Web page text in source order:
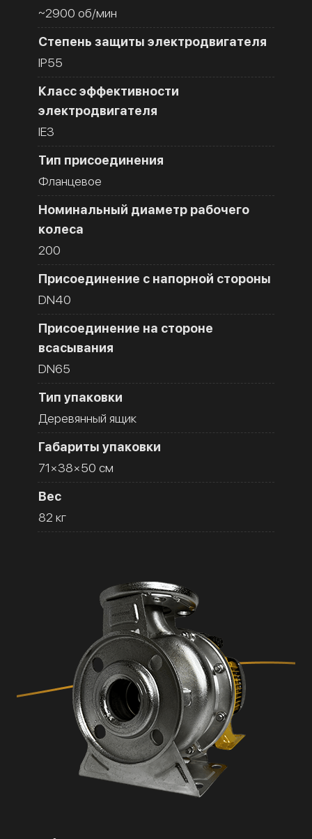
~2900 об/мин
Степень защиты электродвигателя
IP55
Класс эффективности
электродвигателя
IE3
Тип присоединения
Фланцевое
Номинальный диаметр рабочего
колеса
200
Присоединение с напорной стороны
DN40
Присоединение на стороне
всасывания
DN65
Тип упаковки
Деревянный ящик
Габариты упаковки
71×38×50 см
Вес
82 кг